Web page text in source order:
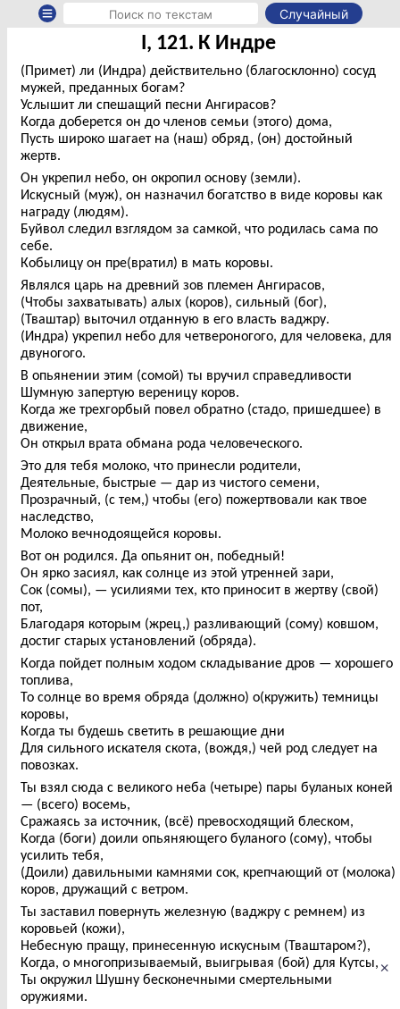
Случайный
×
I, 121. К Индре
(Примет) ли (Индра) действительно (благосклонно) сосуд
мужей, преданных богам?
Услышит ли спешащий песни Ангирасов?
Когда доберется он до членов семьи (этого) дома,
Пусть широко шагает на (наш) обряд, (он) достойный
жертв.
Он укрепил небо, он окропил основу (земли).
Искусный (муж), он назначил богатство в виде коровы как
награду (людям).
Буйвол следил взглядом за самкой, что родилась сама по
себе.
Кобылицу он пре(вратил) в мать коровы.
Являлся царь на древний зов племен Ангирасов,
(Чтобы захватывать) алых (коров), сильный (бог),
(Тваштар) выточил отданную в его власть ваджру.
(Индра) укрепил небо для четвероногого, для человека, для
двуногого.
В опьянении этим (сомой) ты вручил справедливости
Шумную запертую вереницу коров.
Когда же трехгорбый повел обратно (стадо, пришедшее) в
движение,
Он открыл врата обмана рода человеческого.
Это для тебя молоко, что принесли родители,
Деятельные, быстрые — дар из чистого семени,
Прозрачный, (с тем,) чтобы (его) пожертвовали как твое
наследство,
Молоко вечнодоящейся коровы.
Вот он родился. Да опьянит он, победный!
Он ярко засиял, как солнце из этой утренней зари,
Сок (сомы), — усилиями тех, кто приносит в жертву (свой)
пот,
Благодаря которым (жрец,) разливающий (сому) ковшом,
достиг старых установлений (обряда).
Когда пойдет полным ходом складывание дров — хорошего
топлива,
То солнце во время обряда (должно) о(кружить) темницы
коровы,
Когда ты будешь светить в решающие дни
Для сильного искателя скота, (вождя,) чей род следует на
повозках.
Ты взял сюда с великого неба (четыре) пары буланых коней
— (всего) восемь,
Сражаясь за источник, (всё) превосходящий блеском,
Когда (боги) доили опьяняющего буланого (сому), чтобы
усилить тебя,
(Доили) давильными камнями сок, крепчающий от (молока)
коров, дружащий с ветром.
Ты заставил повернуть железную (ваджру с ремнем) из
коровьей (кожи),
Небесную пращу, принесенную искусным (Тваштаром?),
Когда, о многопризываемый, выигрывая (бой) для Кутсы,
Ты окружил Шушну бесконечными смертельными
оружиями.